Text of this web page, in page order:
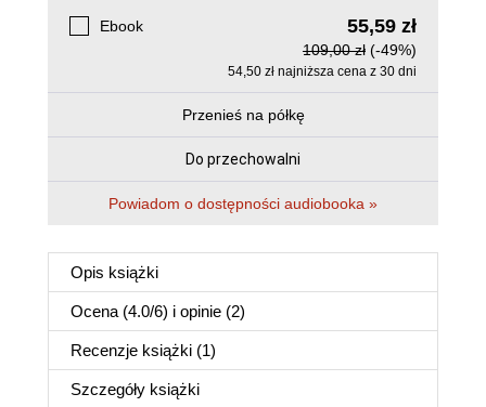
Ebook 55,59 zł
109,00 zł (-49%)
54,50 zł najniższa cena z 30 dni
Przenieś na półkę
Do przechowalni
Powiadom o dostępności audiobooka »
Opis książki
Ocena (4.0/6) i opinie (2)
Recenzje książki (1)
Szczegóły książki